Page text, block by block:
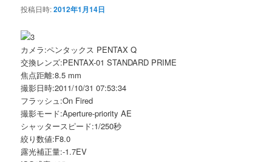
ー
ョ
ン
投稿日時:2012年1月14日
カメラ:ペンタックス PENTAX Q
交換レンズ:PENTAX-01 STANDARD PRIME
焦点距離:8.5 mm
撮影日時:2011/10/31 07:53:34
フラッシュ:On Fired
撮影モード:Aperture-priority AE
シャッタースピード:1/250秒
絞り数値:F8.0
露光補正量:-1.7EV